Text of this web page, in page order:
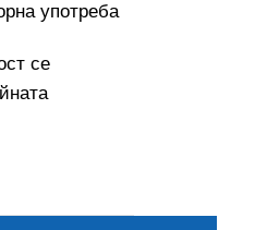
употреба
се